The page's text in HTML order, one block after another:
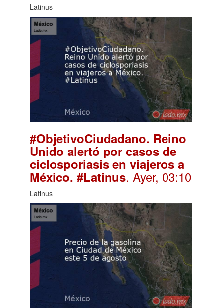
Latinus
#ObjetivoCiudadano. Reino
Unido alertó por casos de
ciclosporiasis en viajeros a
México. #Latinus. Ayer, 03:10
Latinus